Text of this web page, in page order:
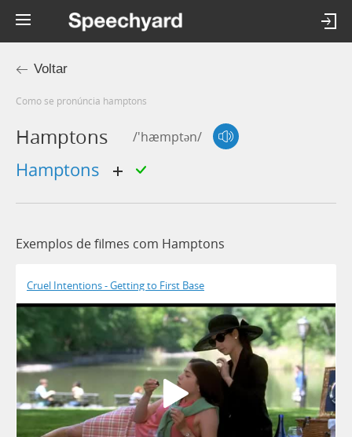
Voltar
Como se pronúncia hamptons
Hamptons /'hæmptən/
Hamptons
Exemplos de filmes com Hamptons
Cruel Intentions - Getting to First Base